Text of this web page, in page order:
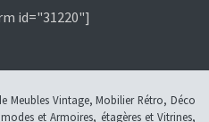
id="31220"]
Meubles Vintage, Mobilier Rétro, Déco
et Armoires, étagères et Vitrines,